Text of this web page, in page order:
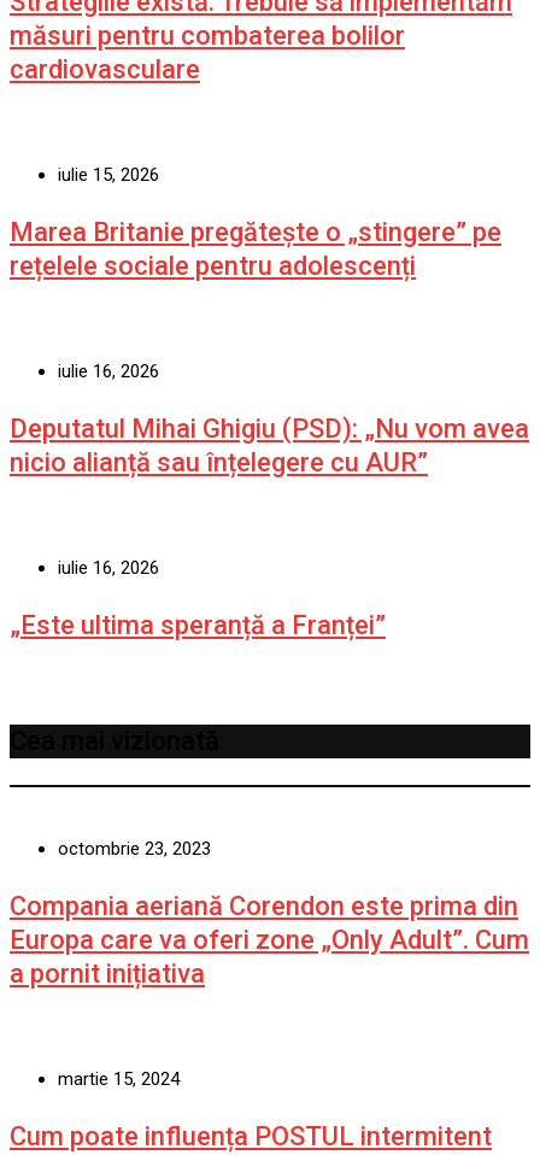
măsuri pentru combaterea bolilor
cardiovasculare
iulie 15, 2026
Marea Britanie pregătește o „stingere” pe
rețelele sociale pentru adolescenți
iulie 16, 2026
Deputatul Mihai Ghigiu (PSD): „Nu vom avea
nicio alianță sau înțelegere cu AUR”
iulie 16, 2026
„Este ultima speranță a Franței”
octombrie 23, 2023
Compania aeriană Corendon este prima din
Europa care va oferi zone „Only Adult”. Cum
a pornit inițiativa
martie 15, 2024
Cum poate influența POSTUL intermitent